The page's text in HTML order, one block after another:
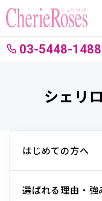
03-5448-1488
シェリ
はじめての方へ
選ばれる理由・強